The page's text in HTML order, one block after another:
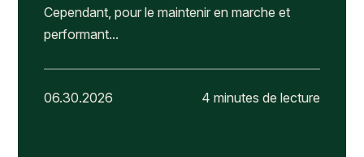
Cependant, pour le maintenir en marche et
performant...
06.30.2026 4 minutes de lecture